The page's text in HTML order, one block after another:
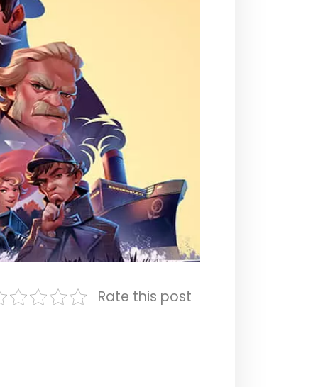
Rate this post